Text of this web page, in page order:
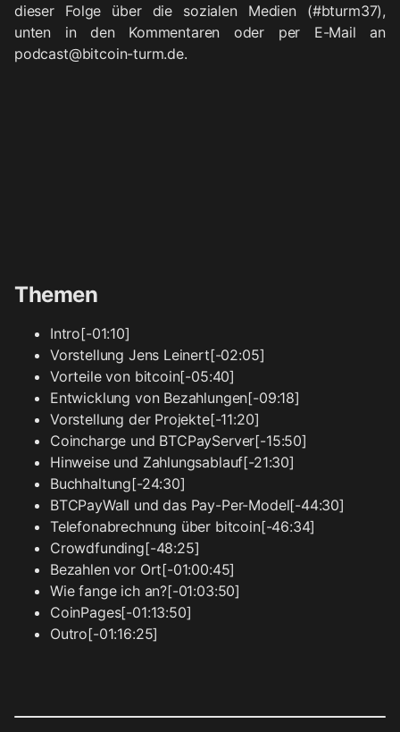
dieser Folge über die sozialen Medien (#bturm37),
unten in den Kommentaren oder per E-Mail an
podcast@bitcoin-turm.de.
Themen
Intro[-01:10]
Vorstellung Jens Leinert[-02:05]
Vorteile von bitcoin[-05:40]
Entwicklung von Bezahlungen[-09:18]
Vorstellung der Projekte[-11:20]
Coincharge und BTCPayServer[-15:50]
Hinweise und Zahlungsablauf[-21:30]
Buchhaltung[-24:30]
BTCPayWall und das Pay-Per-Model[-44:30]
Telefonabrechnung über bitcoin[-46:34]
Crowdfunding[-48:25]
Bezahlen vor Ort[-01:00:45]
Wie fange ich an?[-01:03:50]
CoinPages[-01:13:50]
Outro[-01:16:25]